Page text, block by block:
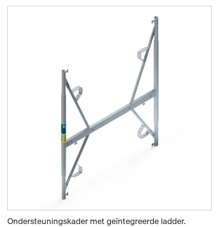
Ondersteuningskader met geïntegreerde ladder.